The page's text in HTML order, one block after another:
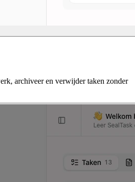
archiveer en verwijder taken zonder